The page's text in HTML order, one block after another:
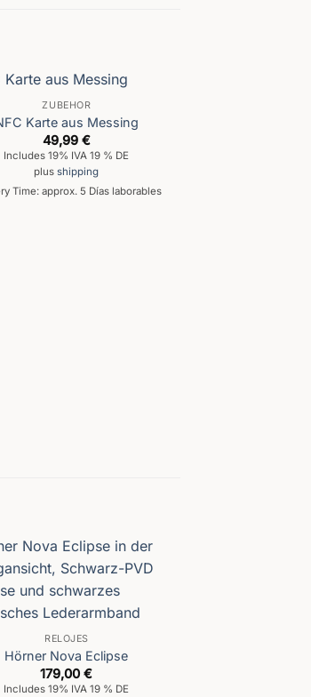
ZUBEHÖR
Karte aus Messing
49,99 €
Includes 19% IVA 19 % DE
plusshipping
Time: approx. 5 Días laborables
RELOJES
Hörner Nova Eclipse
179,00€
Includes 19% IVA 19 % DE